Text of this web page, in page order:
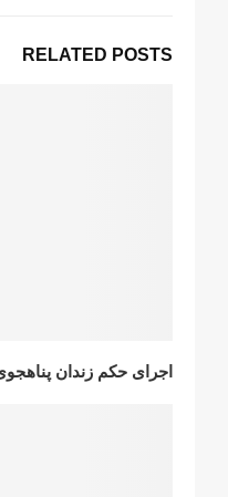
RELATED POSTS
اجرای حکم زندان